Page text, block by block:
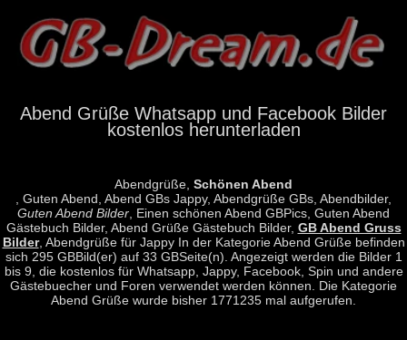
Abend Grüße Whatsapp und Facebook Bilder
kostenlos herunterladen
Abendgrüße, Schönen Abend
, Guten Abend, Abend GBs Jappy, Abendgrüße GBs, Abendbilder,
Guten Abend Bilder , Einen schönen Abend GBPics, Guten Abend
Gästebuch Bilder, Abend Grüße Gästebuch Bilder, GB Abend Gruss
Bilder, Abendgrüße für Jappy In der Kategorie Abend Grüße befinden
sich 295 GBBild(er) auf 33 GBSeite(n). Angezeigt werden die Bilder 1
bis 9, die kostenlos für Whatsapp, Jappy, Facebook, Spin und andere
Gästebuecher und Foren verwendet werden können. Die Kategorie
Abend Grüße wurde bisher 1771235 mal aufgerufen.